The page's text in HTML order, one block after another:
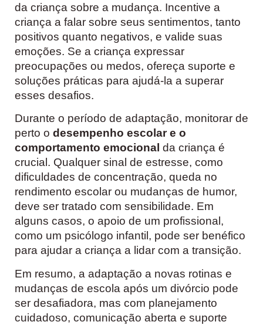
da criança sobre a mudança. Incentive a
criança a falar sobre seus sentimentos, tanto
positivos quanto negativos, e valide suas
emoções. Se a criança expressar
preocupações ou medos, ofereça suporte e
soluções práticas para ajudá-la a superar
esses desafios.
Durante o período de adaptação, monitorar de
perto o desempenho escolar e o
comportamento emocional da criança é
crucial. Qualquer sinal de estresse, como
dificuldades de concentração, queda no
rendimento escolar ou mudanças de humor,
deve ser tratado com sensibilidade. Em
alguns casos, o apoio de um profissional,
como um psicólogo infantil, pode ser benéfico
para ajudar a criança a lidar com a transição.
Em resumo, a adaptação a novas rotinas e
mudanças de escola após um divórcio pode
ser desafiadora, mas com planejamento
cuidadoso, comunicação aberta e suporte